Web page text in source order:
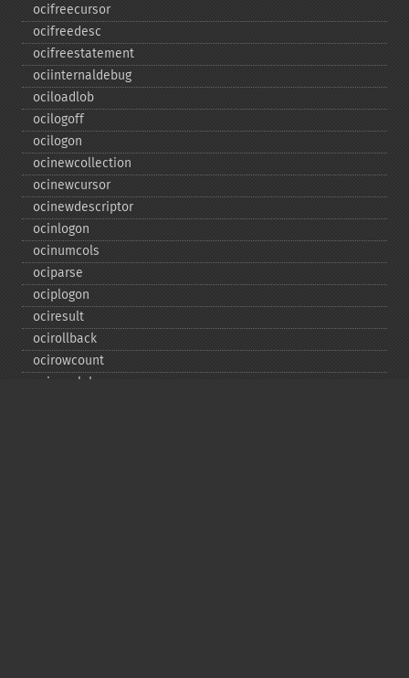
ocifreecursor
ocifreedesc
ocifreestatement
ociinternaldebug
ociloadlob
ocilogoff
ocilogon
ocinewcollection
ocinewcursor
ocinewdescriptor
ocinlogon
ocinumcols
ociparse
ociplogon
ociresult
ocirollback
ocirowcount
ocisavelob